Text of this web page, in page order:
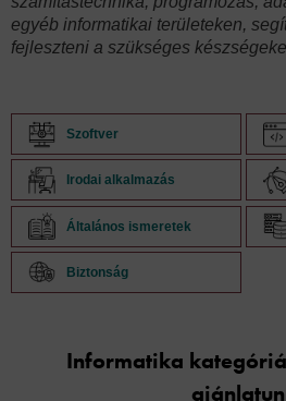
egyéb informatikai területeken,
fejleszteni a szükséges
Szoftver
Irodai alkalmazás
Általános ismeretek
Biztonság
Informatika